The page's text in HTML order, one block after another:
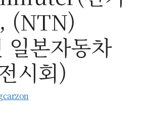
(NTN)
일본자동차
시회)